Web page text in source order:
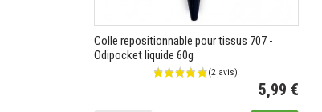
Colle repositionnable pour tissus 707 -
Odipocket liquide 60g
5,99 €